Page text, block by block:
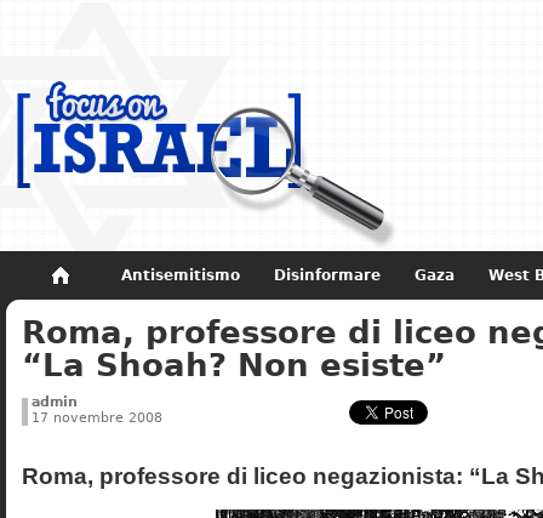
Antisemitismo Disinformare Gaza West
Non dimenticare Storia di Israele
Roma, professore di liceo
“La Shoah? Non esiste”
admin
17 novembre 2008
Roma, professore di liceo negazionista: “La